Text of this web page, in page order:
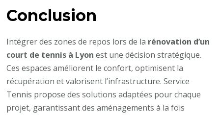
Conclusion
Intégrer des zones de repos lors de la rénovation d’un
court de tennis à Lyon est une décision stratégique.
Ces espaces améliorent le confort, optimisent la
récupération et valorisent l’infrastructure. Service
Tennis propose des solutions adaptées pour chaque
projet, garantissant des aménagements à la fois